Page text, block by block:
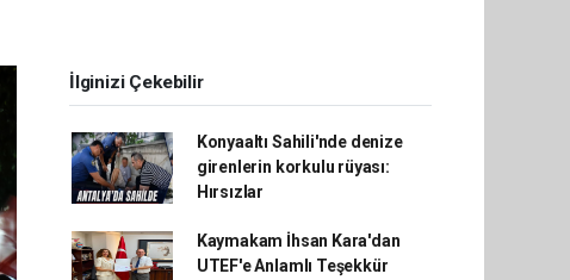
İlginizi Çekebilir
Konyaaltı Sahili'nde denize
girenlerin korkulu rüyası:
Hırsızlar
Kaymakam İhsan Kara'dan
UTEF'e Anlamlı Teşekkür